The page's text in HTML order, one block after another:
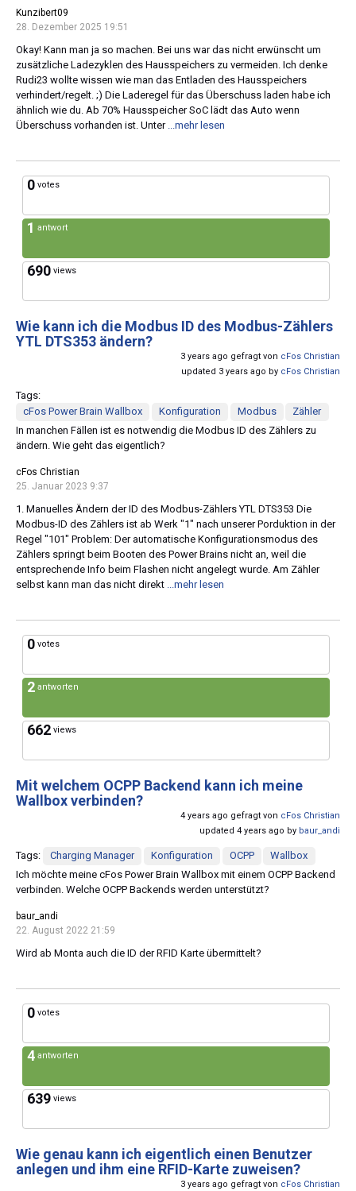
Kunzibert09
28. Dezember 2025 19:51
Okay! Kann man ja so machen. Bei uns war das nicht erwünscht um
zusätzliche Ladezyklen des Hausspeichers zu vermeiden. Ich denke
Rudi23 wollte wissen wie man das Entladen des Hausspeichers
verhindert/regelt. ;) Die Laderegel für das Überschuss laden habe ich
ähnlich wie du. Ab 70% Hausspeicher SoC lädt das Auto wenn
Überschuss vorhanden ist. Unter
...mehr lesen
0 votes
1 antwort
690 views
Wie kann ich die Modbus ID des Modbus-Zählers
YTL DTS353 ändern?
3 years ago gefragt von cFos Christian
updated 3 years ago by cFos Christian
Tags:
cFos Power Brain Wallbox
Konfiguration Modbus
Zähler
In manchen Fällen ist es notwendig die Modbus ID des Zählers zu
ändern. Wie geht das eigentlich?
cFos Christian
25. Januar 2023 9:37
1. Manuelles Ändern der ID des Modbus-Zählers YTL DTS353 Die
Modbus-ID des Zählers ist ab Werk "1" nach unserer Porduktion in der
Regel "101" Problem: Der automatische Konfigurationsmodus des
Zählers springt beim Booten des Power Brains nicht an, weil die
entsprechende Info beim Flashen nicht angelegt wurde. Am Zähler
selbst kann man das nicht direkt ...mehr lesen
0 votes
2 antworten
662 views
Mit welchem OCPP Backend kann ich meine
Wallbox verbinden?
4 years ago gefragt von cFos Christian
updated 4 years ago by baur_andi
Tags: Charging Manager Konfiguration OCPP
Wallbox
Ich möchte meine cFos Power Brain Wallbox mit einem OCPP Backend
verbinden. Welche OCPP Backends werden unterstützt?
baur_andi
22. August 2022 21:59
Wird ab Monta auch die ID der RFID Karte übermittelt?
0 votes
4 antworten
639 views
Wie genau kann ich eigentlich einen Benutzer
anlegen und ihm eine RFID-Karte zuweisen?
3 years ago gefragt von cFos Christian